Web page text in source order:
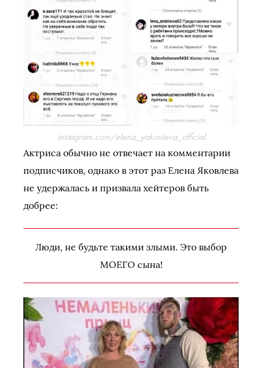
instagram.com/elena_yakovleva_official
Актриса обычно не отвечает на комментарии
подписчиков, однако в этот раз Елена Яковлева
не удержалась и призвала хейтеров быть
добрее:
Люди, не будьте такими злыми. Это выбор
МОЕГО сына!